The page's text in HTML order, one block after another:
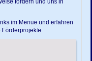
im Menue und erfahren